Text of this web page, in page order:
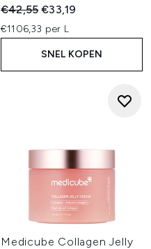
Recommended Retail Price:
€42,55Huidige prijs:
€33,19
€1106,33 per L
SNEL KOPEN
Medicube Collagen Jelly